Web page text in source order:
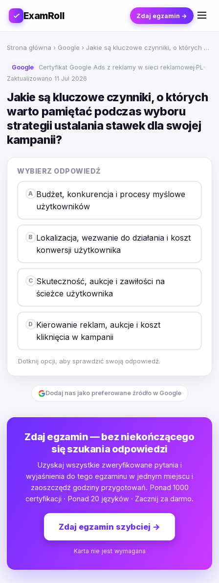
ExamRoll Zdaj egzamin →
Strona główna › Google › Jakie są kluczowe czynniki, o których …
Google Certyfikat Google Ads z reklamy w sieci reklamowej·PL·
Zaktualizowano 11 Jul 2026
Jakie są kluczowe czynniki, o których
warto pamiętać podczas wyboru
strategii ustalania stawek dla swojej
kampanii?
WYBIERZ ODPOWIEDŹ
A Budżet, konkurencja i procesy myślowe
użytkowników
B Lokalizacja, wezwanie do działania i koszt
konwersji użytkownika
C Skuteczność, aukcje i zawiłości na
ścieżce użytkownika
D Kierowanie reklam, aukcje i koszt
kliknięcia w kampanii
Dotknij opcji, aby sprawdzić swoją odpowiedź.
Dodaj nas jako preferowane źródło w Google
Zdaj egzamin — bez niekończącego
się szukania odpowiedzi
Uzyskaj wszystkie zweryfikowane pytania i
wyjaśnienia do tego egzaminu w jednym miejscu i
zaoszczędź godziny przygotowań. Ponad 1000
certyfikacji · Ponad 20 języków · Zacznij za darmo.
Zdaj egzamin szybciej →
Karta nie jest wymagana